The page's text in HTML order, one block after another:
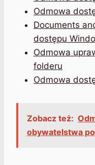
Odmowa
Documents
dostępu
Odmowa
folderu
Odmowa
Zobacz też:
obywatelstwa